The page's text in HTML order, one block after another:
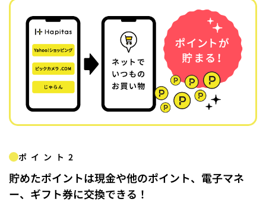
ポイント2
貯めたポイントは現金や他のポイント、電子マネ
ー、ギフト券に交換できる！